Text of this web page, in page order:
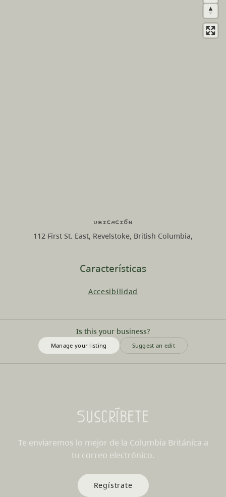
Características
Accesibilidad
Is this your business?
Manage your listing Suggest an edit
Ubicación
112 First St. East, Revelstoke, British Columbia,
Suscríbete
Te enviaremos lo mejor de la Columbia Británica a
tu correo electrónico.
Regístrate